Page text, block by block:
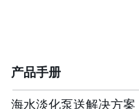
产品手册
海水淡化泵送解决方案